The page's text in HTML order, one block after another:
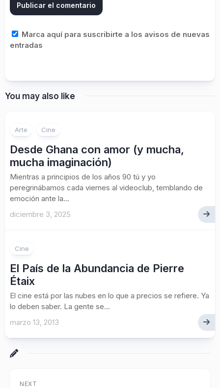
Marca aquí para suscribirte a los avisos de nuevas
entradas
You may also like
Arte Cine
Desde Ghana con amor (y mucha,
mucha imaginación)
Mientras a principios de los años 90 tú y yo
peregrinábamos cada viernes al videoclub, temblando de
emoción ante la...
diciembre 3, 2025
Cine
El País de la Abundancia de Pierre
Étaix
El cine está por las nubes en lo que a precios se refiere. Ya
lo deben saber. La gente se...
marzo 13, 2013
NEXT